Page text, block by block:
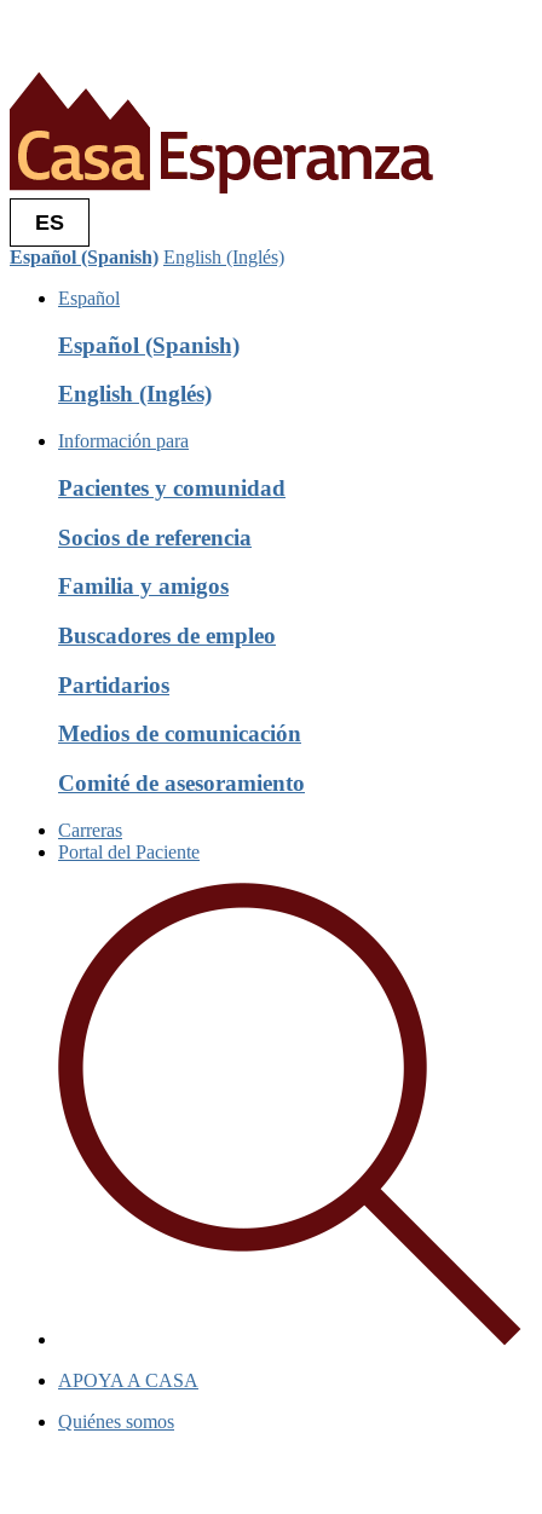
ES
Español (Spanish) English (Inglés)
Español
Español (Spanish)
English (Inglés)
Información para
Pacientes y comunidad
Socios de referencia
Familia y amigos
Buscadores de empleo
Partidarios
Medios de comunicación
Comité de asesoramiento
Carreras
Portal del Paciente
APOYA A CASA
Quiénes somos